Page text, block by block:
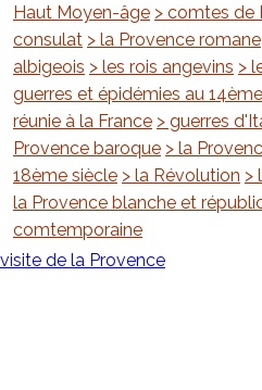
Haut Moyen-âge > comtes de
consulat > la Provence romane
albigeois > les rois angevins >
guerres et épidémies au
réunie à la France > guerres
Provence baroque > la
18ème siècle > la Révolution >
la Provence blanche et
comtemporaine
visite de la Provence